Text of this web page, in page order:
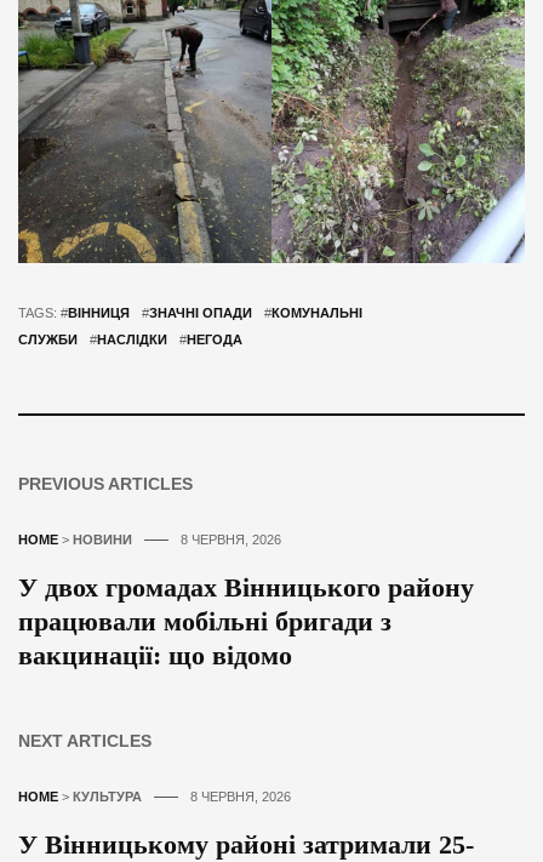
TAGS: #ВІННИЦЯ #ЗНАЧНІ ОПАДИ #КОМУНАЛЬНІ
СЛУЖБИ
#НАСЛІДКИ #НЕГОДА
PREVIOUS ARTICLES
HOME > НОВИНИ 8 ЧЕРВНЯ, 2026
У двох громадах Вінницького району
працювали мобільні бригади з
вакцинації: що відомо
NEXT ARTICLES
HOME > КУЛЬТУРА 8 ЧЕРВНЯ, 2026
У Вінницькому районі затримали 25-